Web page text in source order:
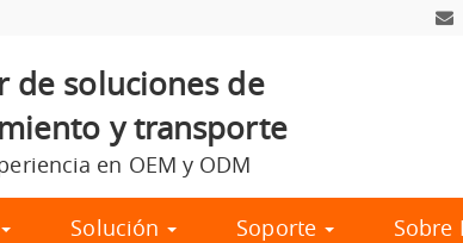
de soluciones de
y transporte
en OEM y ODM
Solución Soporte Sobre